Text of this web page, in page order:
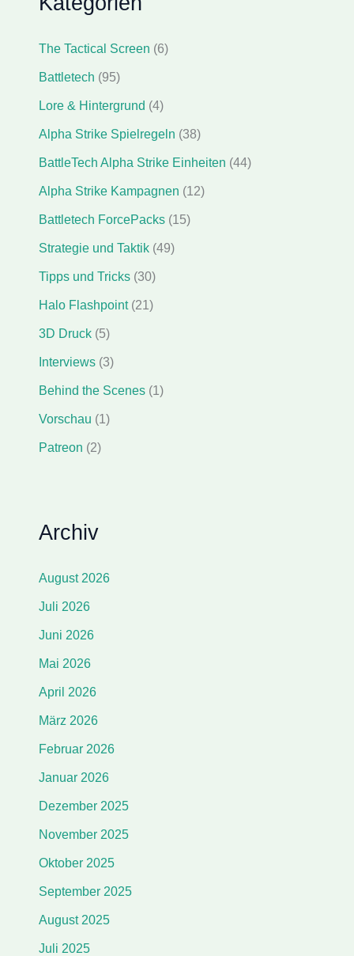
The Tactical Screen (6)
Battletech (95)
Lore & Hintergrund (4)
Alpha Strike Spielregeln (38)
BattleTech Alpha Strike Einheiten (44)
Alpha Strike Kampagnen (12)
Battletech ForcePacks(15)
Strategie und Taktik(49)
Tipps und Tricks(30)
Halo Flashpoint(21)
3D Druck(5)
Interviews(3)
Behind the Scenes(1)
Vorschau (1)
Patreon (2)
Archiv
August 2026
Juli 2026
Juni 2026
Mai 2026
April 2026
März 2026
Februar 2026
Januar 2026
Dezember 2025
November 2025
Oktober 2025
September 2025
August 2025
Juli 2025